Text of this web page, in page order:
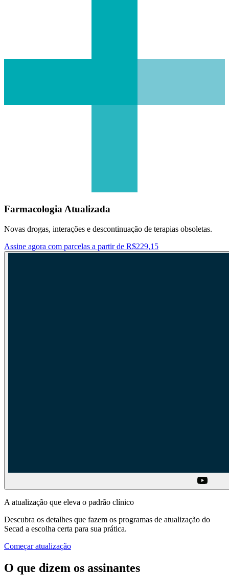
Farmacologia Atualizada
Novas drogas, interações e descontinuação de terapias obsoletas.
Assine agora com parcelas a partir de R$229,15
A atualização que eleva o padrão clínico
Descubra os detalhes que fazem os programas de atualização do
Secad a escolha certa para sua prática.
Começar atualização
O que dizem os assinantes